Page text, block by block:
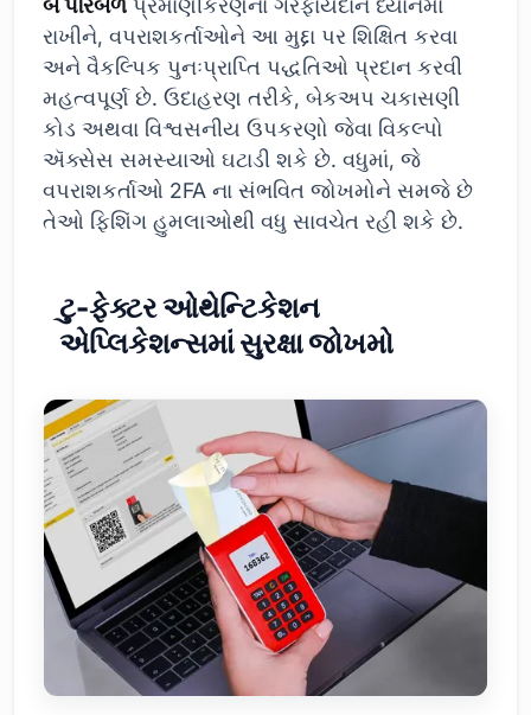
બે પરિબળ પ્રમાણીકરણના ગેરફાયદાને ધ્યાનમાં
રાખીને, વપરાશકર્તાઓને આ મુદ્દા પર શિક્ષિત કરવા
અને વૈકલ્પિક પુનઃપ્રાપ્તિ પદ્ધતિઓ પ્રદાન કરવી
મહત્વપૂર્ણ છે. ઉદાહરણ તરીકે, બેકઅપ ચકાસણી
કોડ અથવા વિશ્વસનીય ઉપકરણો જેવા વિકલ્પો
ઍક્સેસ સમસ્યાઓ ઘટાડી શકે છે. વધુમાં, જે
વપરાશકર્તાઓ 2FA ના સંભવિત જોખમોને સમજે છે
તેઓ ફિશિંગ હુમલાઓથી વધુ સાવચેત રહી શકે છે.
ટુ-ફેક્ટર ઓથેન્ટિકેશન
એપ્લિકેશન્સમાં સુરક્ષા જોખમો